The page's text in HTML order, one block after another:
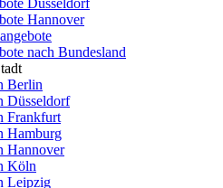
Düsseldorf
Hannover
nach Bundesland
Berlin
Düsseldorf
Frankfurt
Hamburg
Hannover
Köln
Leipzig